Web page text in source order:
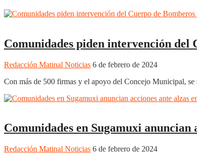
Comunidades piden intervención del
Redacción Matinal Noticias 6 de febrero de 2024
Con más de 500 firmas y el apoyo del Concejo Municipal,
Comunidades en Sugamuxi anuncian
Redacción Matinal Noticias 6 de febrero de 2024